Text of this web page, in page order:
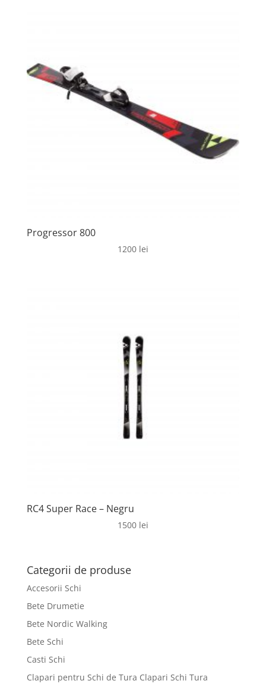
Progressor 800
1200 lei
RC4 Super Race – Negru
1500 lei
Categorii de produse
Accesorii Schi
Bete Drumetie
Bete Nordic Walking
Bete Schi
Casti Schi
Clapari pentru Schi de Tura Clapari Schi Tura